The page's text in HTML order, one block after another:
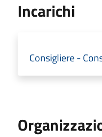
Incarichi
Consigliere -